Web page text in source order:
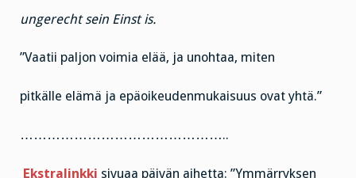
ungerecht sein Einst is.
”Vaatii paljon voimia elää, ja unohtaa, miten
pitkälle elämä ja epäoikeudenmukaisuus ovat yhtä.”
………………………………………..
Ekstralinkki sivuaa päivän aihetta: ”Ymmärryksen